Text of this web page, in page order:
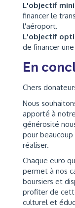
L'objectif
financer le
l'aéroport.
L'objectif
de financer
En
Chers
Nous
apporté à
générosité
pour
réaliser.
Chaque euro
permet à nos
boursiers et
profiter de
culturel et